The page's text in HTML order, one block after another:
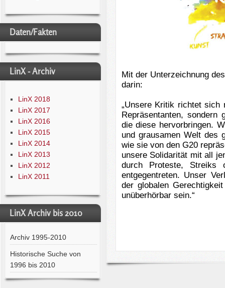
Daten/Fakten
LinX - Archiv
LinX 2018
LinX 2017
LinX 2016
LinX 2015
LinX 2014
LinX 2013
LinX 2012
LinX 2011
LinX Archiv bis 2010
Archiv 1995-2010
Historische Suche von
1996 bis 2010
Mit der Unterzeichnung
darin:
„Unsere Kritik richtet sich
Repräsentanten, sondern
die diese hervorbringen.
und grausamen Welt des
wie sie von den G20
unsere Solidarität mit all
durch Proteste, Streiks
entgegentreten. Unser
der globalen
unüberhörbar sein.“